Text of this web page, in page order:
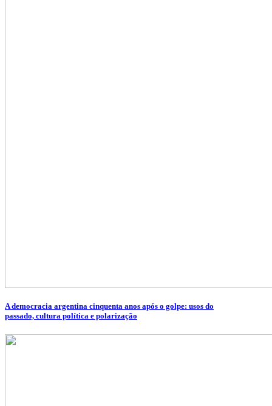
A democracia argentina cinquenta anos após o golpe: usos do
passado, cultura política e polarização